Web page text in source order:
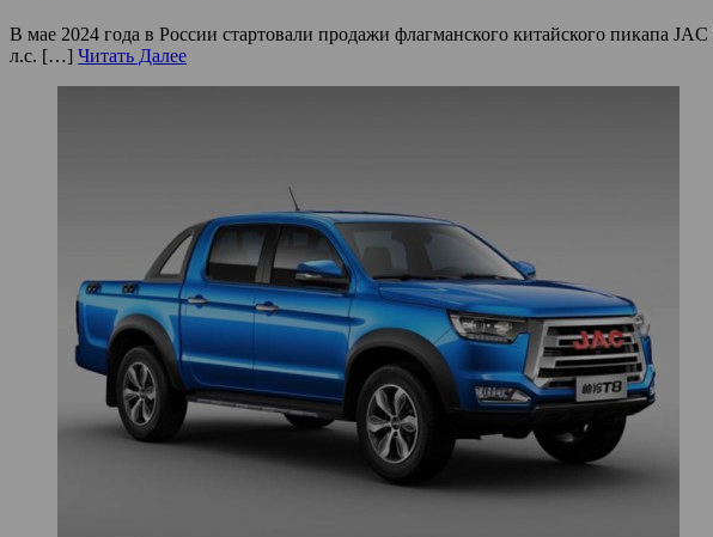
В мае 2024 года в России стартовали продажи флагманского китайского пикапа
л.с. […] Читать Далее